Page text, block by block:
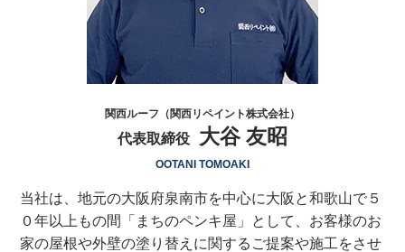
関西ルーフ（関西リペイント株式会社）
代表取締役 大谷 友昭
OOTANI TOMOAKI
当社は、地元の大阪府泉南市を中心に大阪と和歌山で５
０年以上もの間「まちのペンキ屋」として、お客様のお
家の屋根や外壁の塗り替えに関するご提案や施工をさせ